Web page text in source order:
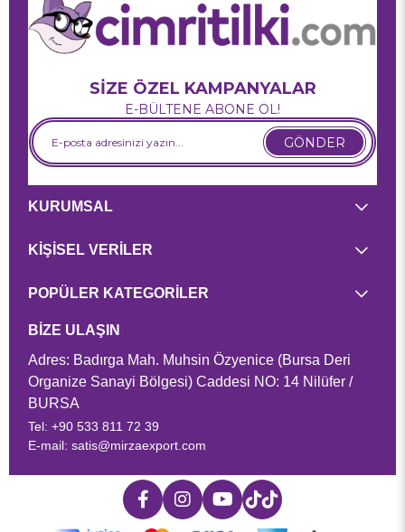
SİZE ÖZEL KAMPANYALAR
E-BÜLTENE ABONE OL!
GÖNDER
KURUMSAL
KİŞİSEL VERİLER
POPÜLER KATEGORİLER
BİZE ULAŞIN
Adres: Badırga Mah. Muhsin Özyenice (Bursa Deri
Organize Sanayi Bölgesi) Caddesi NO: 14 Nilüfer /
BURSA
Tel: +90 533 811 72 39
E-mail:satis@mirzaexport.com